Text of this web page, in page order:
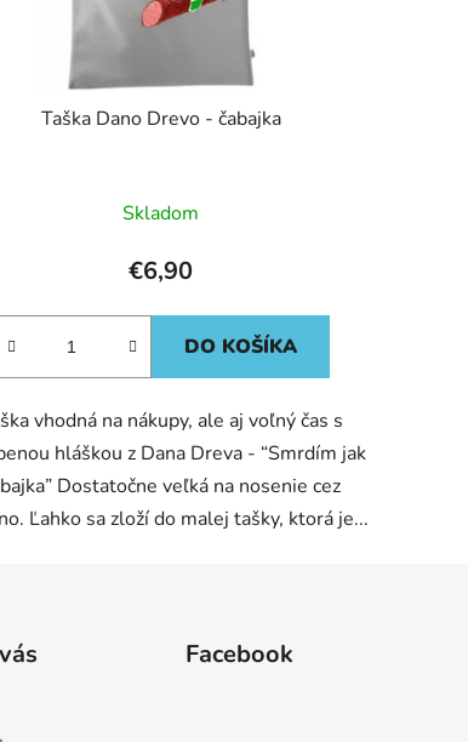
Taška Dano Drevo - čabajka
Skladom
€6,90
DO KOŠÍKA
vhodná na nákupy, ale aj voľný čas s
hláškou z Dana Dreva - “Smrdím jak
Dostatočne veľká na nosenie cez
Ľahko sa zloží do malej tašky, ktorá je...
Facebook